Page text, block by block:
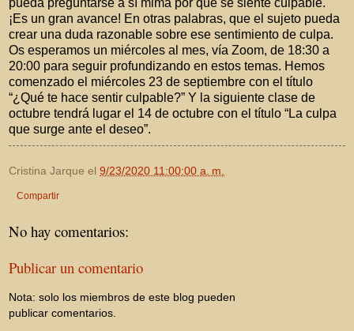
pueda preguntarse a sí mima por qué se siente culpable.
¡Es un gran avance! En otras palabras, que el sujeto pueda
crear una duda razonable sobre ese sentimiento de culpa.
Os esperamos un miércoles al mes, vía Zoom, de 18:30 a
20:00 para seguir profundizando en estos temas. Hemos
comenzado el miércoles 23 de septiembre con el título
“¿Qué te hace sentir culpable?” Y la siguiente clase de
octubre tendrá lugar el 14 de octubre con el título “La culpa
que surge ante el deseo”.
Cristina Jarque el 9/23/2020 11:00:00 a. m.
Compartir
No hay comentarios:
Publicar un comentario
Nota: solo los miembros de este blog pueden
publicar comentarios.